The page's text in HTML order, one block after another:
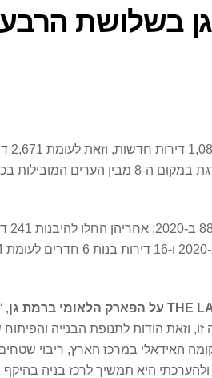
גן בשלושת
מסתמנת
שהחלו להיבנות בה בכל שנת 2020 – כך עולה מניתוח נתוני הלשכה המרכזית לסטטיסטיקה שפורסמו לאחרונה.
THE על הפארק הלאומי ברמת גן,
וזאת הודות לתנופת הבנייה
האידאלי במרכז הארץ, ריבוי שטחים
היא תמשיך לרכז בניה בהיקף